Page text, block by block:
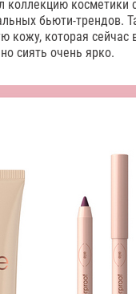
коллекцию
бьюти-трендов.
кожу, которая
сиять очень ярко.